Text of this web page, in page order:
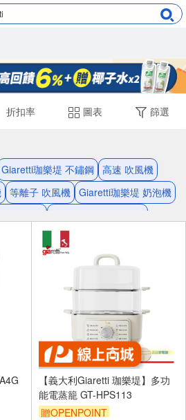
折扣率 圖表 篩選
Giaretti珈樂堤 不鏽鋼 高速 吹風機
等離子 吹風機 Giaretti珈樂堤 奶泡機
【義大利Giaretti 珈樂堤】多功
能電蒸籠 GT-HPS113
贈OPENPOINT